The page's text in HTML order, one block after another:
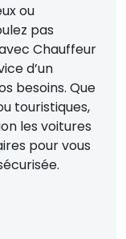
ou
pas
Chauffeur
d’un
besoins. Que
touristiques,
les voitures
pour vous